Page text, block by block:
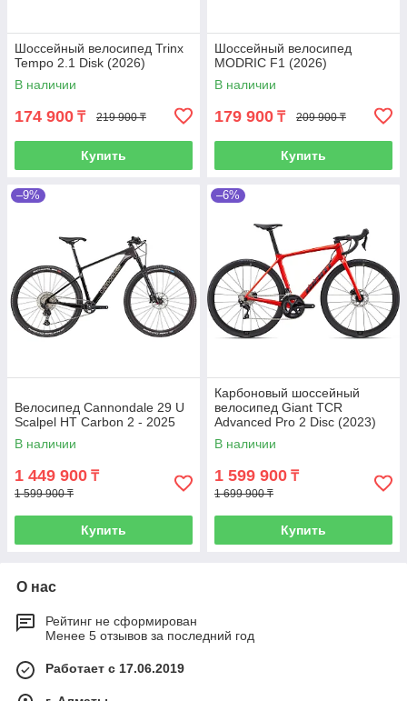
Шоссейный велосипед Trinx
Tempo 2.1 Disk (2026)
В наличии
174 900 ₸ 219 900 ₸
Купить
Шоссейный велосипед
MODRIC F1 (2026)
В наличии
179 900 ₸ 209 900 ₸
Купить
–9%
Велосипед Cannondale 29 U
Scalpel HT Carbon 2 - 2025
В наличии
1 449 900 ₸
1 599 900 ₸
Купить
–6%
Карбоновый шоссейный
велосипед Giant TCR
Advanced Pro 2 Disc (2023)
В наличии
1 599 900 ₸
1 699 900 ₸
Купить
О нас
Рейтинг не сформирован
Менее 5 отзывов за последний год
Работает с 17.06.2019